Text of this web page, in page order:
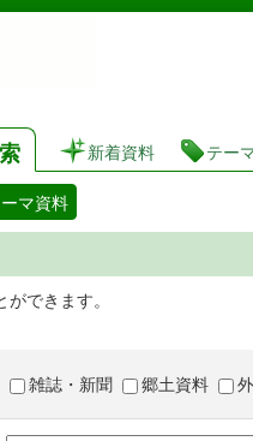
茨城県
新着資料 テー
マ資料
できます。
雑誌・新聞 郷土資料